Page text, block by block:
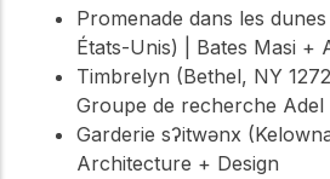
Promenade dans les
États-Unis) | Bates Masi +
Timbrelyn (Bethel, NY
Groupe de recherche Adel
Garderie sʔitwənx
Architecture + Design